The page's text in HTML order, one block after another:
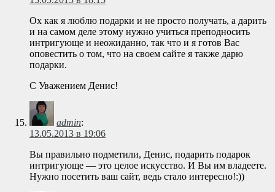
Ох как я люблю подарки и не просто получать, а дарить
и на самом деле этому нужно учиться преподносить
интригующе и неожиданно, так что и я готов Вас
оповестить о том, что на своем сайте я также дарю
подарки.
С Уважением Денис!
admin:
13.05.2013 в 19:06
Вы правильно подметили, Денис, подарить подарок
интригующе — это целое искусство. И Вы им владеете.
Нужно посетить ваш сайт, ведь стало интересно!:))